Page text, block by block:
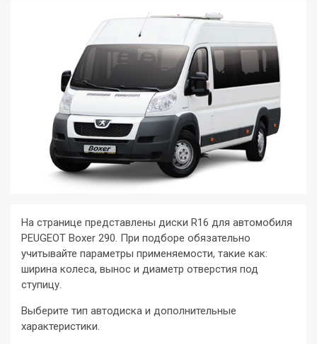
На странице представлены диски R16 для автомобиля
PEUGEOT Boxer 290. При подборе обязательно
учитывайте параметры применяемости, такие как:
ширина колеса, вынос и диаметр отверстия под
ступицу.
Выберите тип автодиска и дополнительные
характеристики.